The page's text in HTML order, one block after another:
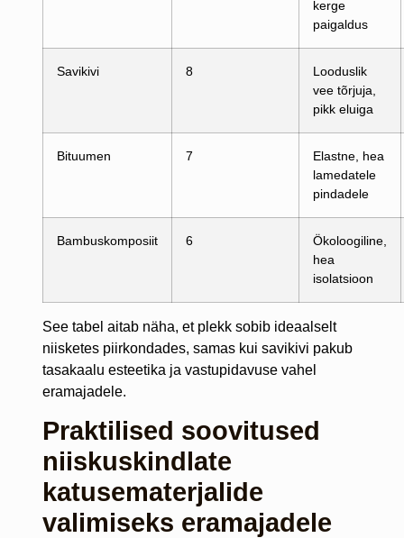
kerge
paigaldus
Savikivi 8
Looduslik
vee tõrjuja,
pikk eluiga
Bituumen 7
Elastne, hea
lamedatele
pindadele
Bambuskomposiit 6
Ökoloogiline,
hea
isolatsioon
See tabel aitab näha, et plekk sobib ideaalselt
niisketes piirkondades, samas kui savikivi pakub
tasakaalu esteetika ja vastupidavuse vahel
eramajadele.
Praktilised soovitused
niiskuskindlate
katusematerjalide
valimiseks eramajadele